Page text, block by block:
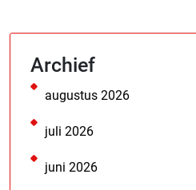
Archief
augustus 2026
juli 2026
juni 2026